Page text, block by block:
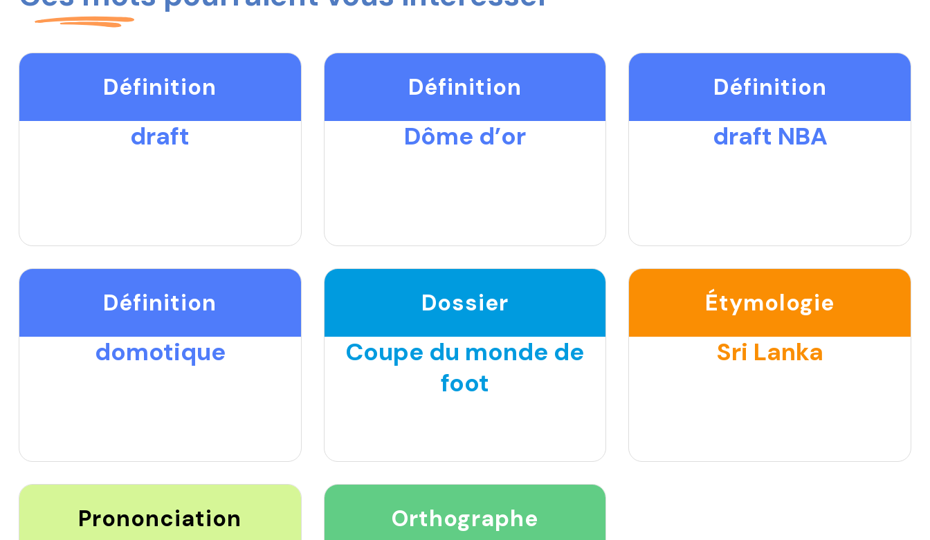
Définition
draft
Définition
Dôme d’or
Définition
draft NBA
Définition
domotique
Dossier
Coupe du monde de
foot
Étymologie
Sri Lanka
Prononciation Orthographe